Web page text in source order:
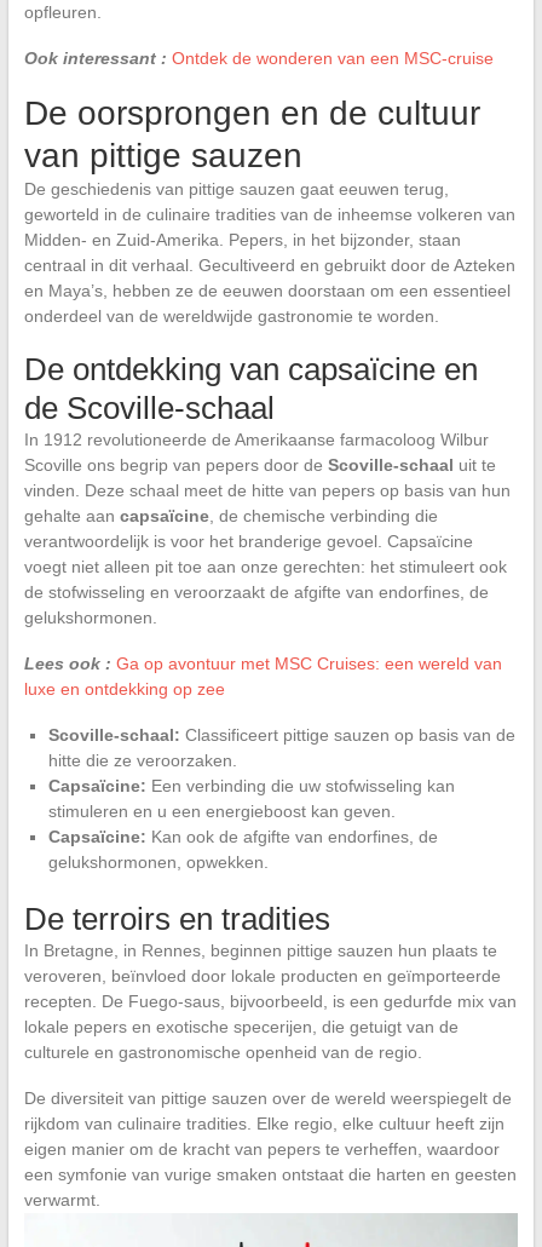
opfleuren.
Ook interessant : Ontdek de wonderen van een MSC-cruise
De oorsprongen en de cultuur
van pittige sauzen
De geschiedenis van pittige sauzen gaat eeuwen terug,
geworteld in de culinaire tradities van de inheemse volkeren van
Midden- en Zuid-Amerika. Pepers, in het bijzonder, staan
centraal in dit verhaal. Gecultiveerd en gebruikt door de Azteken
en Maya’s, hebben ze de eeuwen doorstaan om een essentieel
onderdeel van de wereldwijde gastronomie te worden.
De ontdekking van capsaïcine en
de Scoville-schaal
In 1912 revolutioneerde de Amerikaanse farmacoloog Wilbur
Scoville ons begrip van pepers door de Scoville-schaal uit te
vinden. Deze schaal meet de hitte van pepers op basis van hun
gehalte aan capsaïcine, de chemische verbinding die
verantwoordelijk is voor het branderige gevoel. Capsaïcine
voegt niet alleen pit toe aan onze gerechten: het stimuleert ook
de stofwisseling en veroorzaakt de afgifte van endorfines, de
gelukshormonen.
Lees ook : Ga op avontuur met MSC Cruises: een wereld van
luxe en ontdekking op zee
Scoville-schaal: Classificeert pittige sauzen op basis van de
hitte die ze veroorzaken.
Capsaïcine: Een verbinding die uw stofwisseling kan
stimuleren en u een energieboost kan geven.
Capsaïcine: Kan ook de afgifte van endorfines, de
gelukshormonen, opwekken.
De terroirs en tradities
In Bretagne, in Rennes, beginnen pittige sauzen hun plaats te
veroveren, beïnvloed door lokale producten en geïmporteerde
recepten. De Fuego-saus, bijvoorbeeld, is een gedurfde mix van
lokale pepers en exotische specerijen, die getuigt van de
culturele en gastronomische openheid van de regio.
De diversiteit van pittige sauzen over de wereld weerspiegelt de
rijkdom van culinaire tradities. Elke regio, elke cultuur heeft zijn
eigen manier om de kracht van pepers te verheffen, waardoor
een symfonie van vurige smaken ontstaat die harten en geesten
verwarmt.